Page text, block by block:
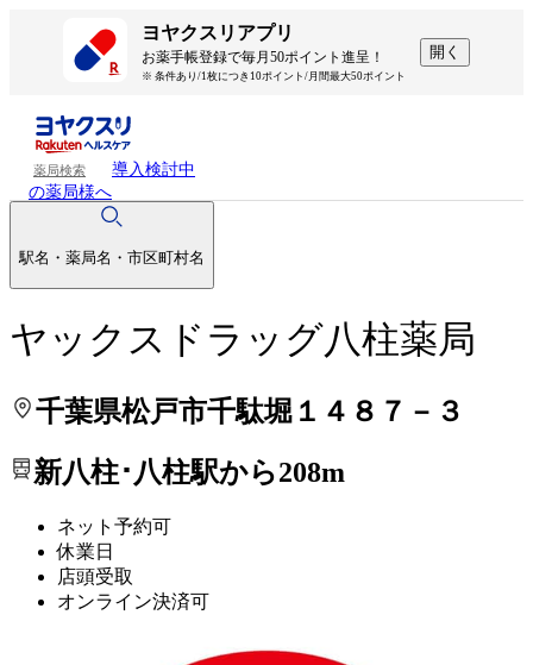
ヨヤクスリアプリ
お薬手帳登録で毎月50ポイント進呈！
※ 条件あり/1枚につき10ポイント/月間最大50ポイント
開く
薬局検索
導入検討中
の薬局様へ
駅名・薬局名・市区町村名
ヤックスドラッグ八柱薬局
千葉県松戸市千駄堀１４８７－３
新八柱･八柱駅から208m
ネット予約可
休業日
店頭受取
オンライン決済可
処方せんを送って待ち時間を短く！
処方せんを送って待ち時間を短く！